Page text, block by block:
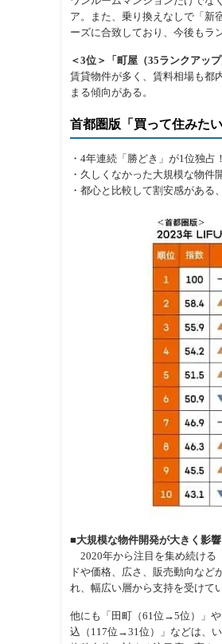
ア。また、乗り換えなしで「新
ーズに合致しており、今後もラ
＜3位＞「町屋（35ランクアッ
賃貸物件が多く、賃料相場も都
まる傾向がある。
首都圏版「買って住みた
・4年連続「勝どき」が1位独
・久しくなかった大規模な物
・都心と比較して割安感があ
■大規模な物件開発が大きく影
2020年から注目を集め続ける
ドや価格、広さ、販売動向な
れ、幅広い層から支持を受けて
他にも「田町（61位→5位）」
込（117位→31位）」などは、